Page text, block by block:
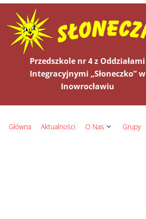
Przedszkole nr 4 z Oddziałami
Integracyjnymi „Słoneczko” w
Inowrocławiu
Główna Aktualności O Nas Grupy